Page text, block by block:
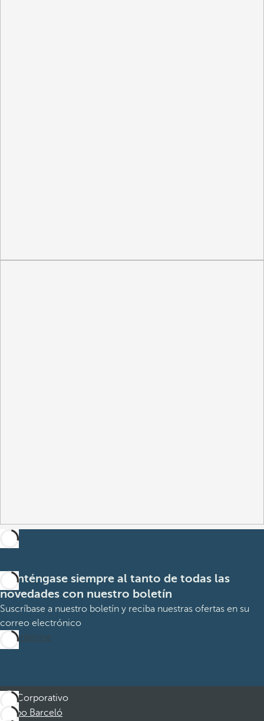
Manténgase siempre al tanto de todas las
novedades con nuestro boletín
Suscríbase a nuestro boletín y reciba nuestras ofertas en su
correo electrónico
Suscribirme
Corporativo
Grupo Barceló